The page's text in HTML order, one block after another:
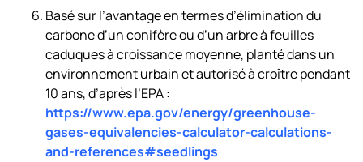
Basé sur l’avantage en termes d’élimination du
carbone d’un conifère ou d’un arbre à feuilles
caduques à croissance moyenne, planté dans un
environnement urbain et autorisé à croître pendant
10 ans, d’après l’EPA :
https://www.epa.gov/energy/greenhouse-
gases-equivalencies-calculator-calculations-
and-references#seedlings